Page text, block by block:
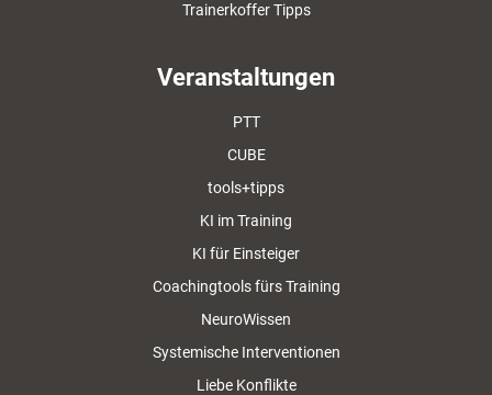
Trainerkoffer Tipps
Veranstaltungen
PTT
CUBE
tools+tipps
KI im Training
KI für Einsteiger
Coachingtools fürs Training
NeuroWissen
Systemische Interventionen
Liebe Konflikte